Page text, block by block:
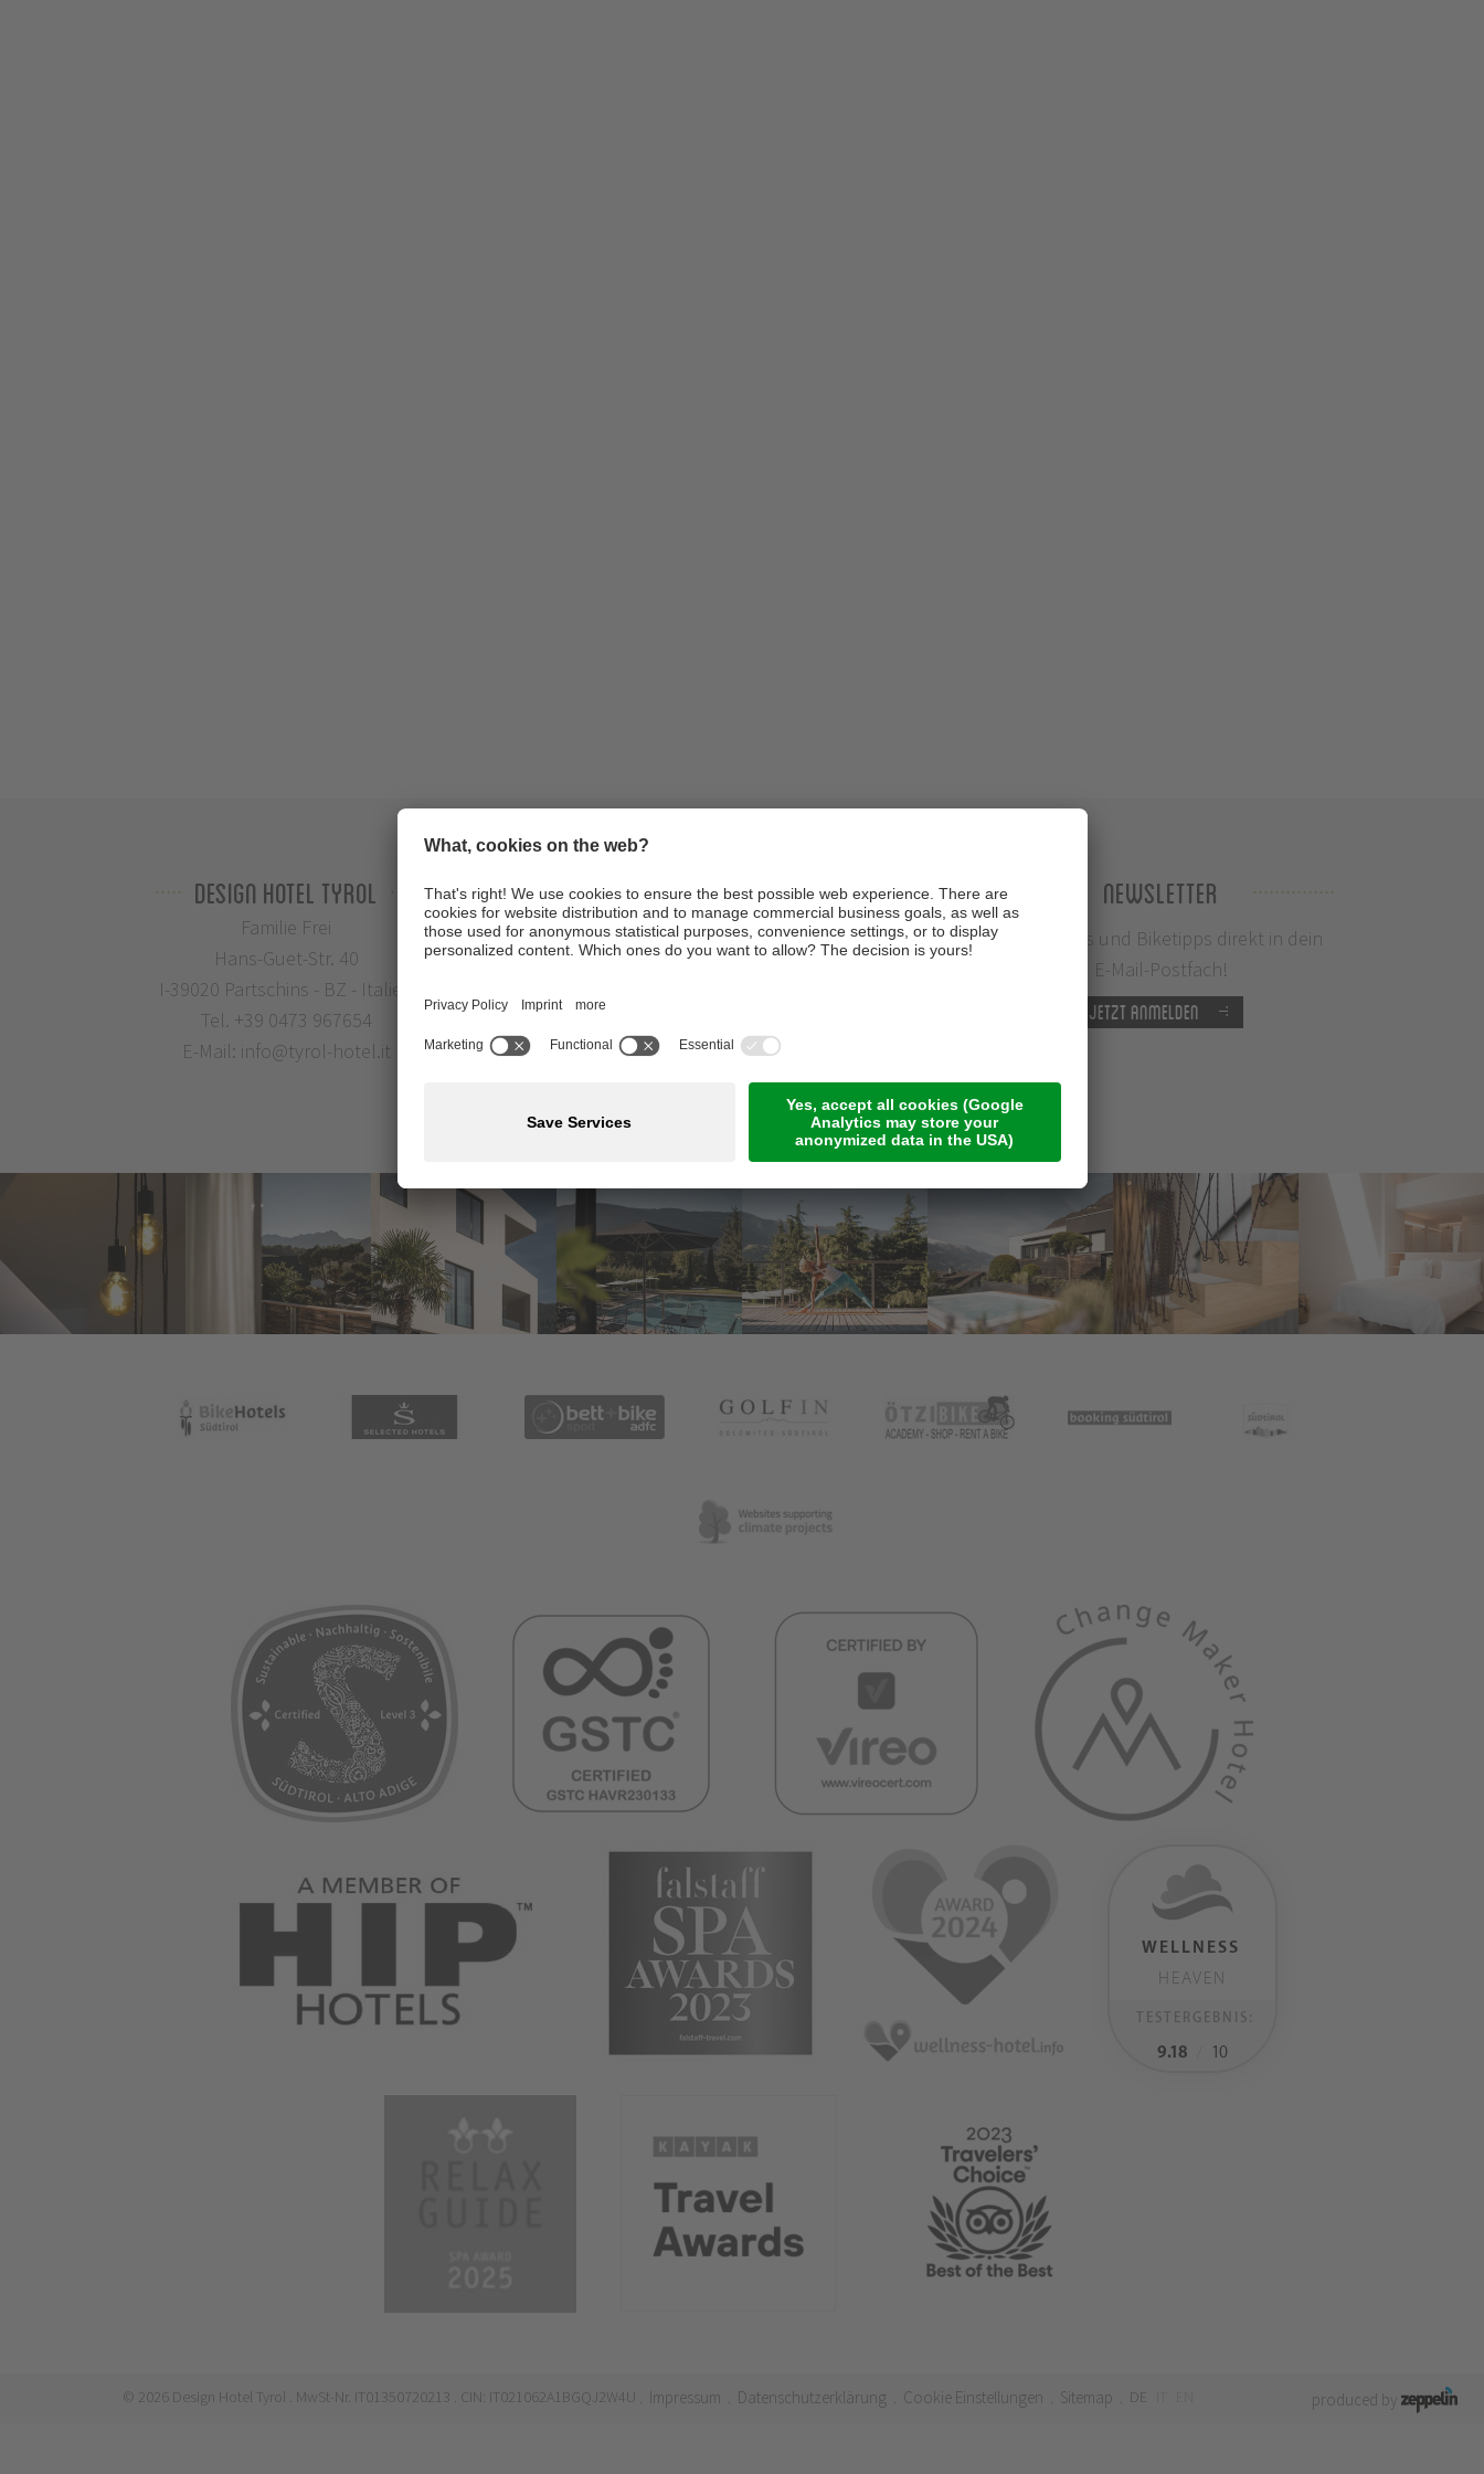
Design Hotel Tyrol
Familie Frei
Hans-Guet-Str. 40
I-39020 Partschins - BZ - Italien
Tel. +39 0473 967654
E-Mail: info@tyrol-hotel.it
Infos
Anreise
Jobs
Guestnet
Newsletter
Infos, News und Biketipps direkt in dein
E-Mail-Postfach!
Jetzt anmelden
WELLNESS
HEAVEN
TESTERGEBNIS:
9.18 10
© 2026 Design Hotel Tyrol . MwSt-Nr. IT01350720213 . CIN: IT021062A1BGQJ2W4U . Impressum . Datenschutzerklärung . Cookie Einstellungen . Sitemap . DE produced by